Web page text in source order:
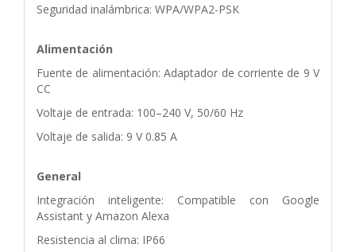
Seguridad inalámbrica: WPA/WPA2-PSK
Alimentación
Fuente de alimentación: Adaptador de corriente de 9 V
CC
Voltaje de entrada: 100–240 V, 50/60 Hz
Voltaje de salida: 9 V 0.85 A
General
Integración inteligente: Compatible con Google
Assistant y Amazon Alexa
Resistencia al clima: IP66